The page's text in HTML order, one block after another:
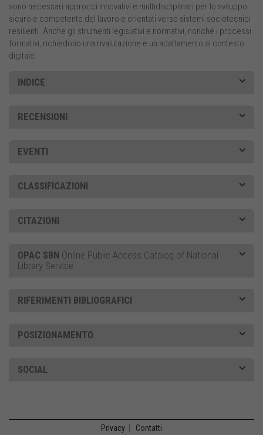
sono necessari approcci innovativi e multidisciplinari per lo sviluppo
sicuro e competente del lavoro e orientati verso sistemi sociotecnici
resilienti. Anche gli strumenti legislativi e normativi, nonché i processi
formativi, richiedono una rivalutazione e un adattamento al contesto
digitale.
INDICE
RECENSIONI
EVENTI
CLASSIFICAZIONI
CITAZIONI
OPAC SBN Online Public Access Catalog of National
Library Service
RIFERIMENTI BIBLIOGRAFICI
POSIZIONAMENTO
SOCIAL
Privacy Contatti